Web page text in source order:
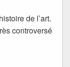
de l’art.
controversé